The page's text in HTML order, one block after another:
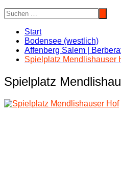
Start
Bodensee (westlich)
Affenberg Salem |
Spielplatz Mendlishauser
Spielplatz